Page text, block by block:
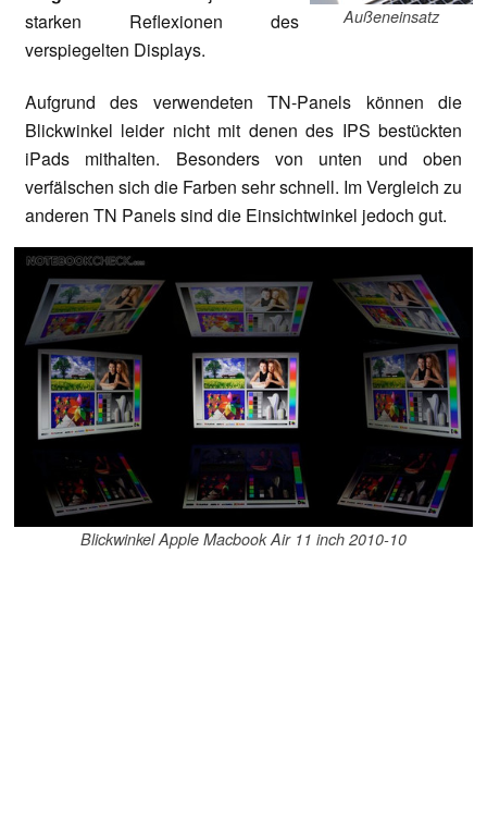
Außeneinsatz
starken Reflexionen des
verspiegelten Displays.
Aufgrund des verwendeten TN-Panels können die
Blickwinkel leider nicht mit denen des IPS bestückten
iPads mithalten. Besonders von unten und oben
verfälschen sich die Farben sehr schnell. Im Vergleich zu
anderen TN Panels sind die Einsichtwinkel jedoch gut.
Blickwinkel Apple Macbook Air 11 inch 2010-10